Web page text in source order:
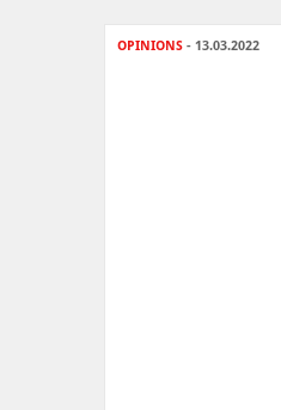
OPINIONS - 13.03.2022